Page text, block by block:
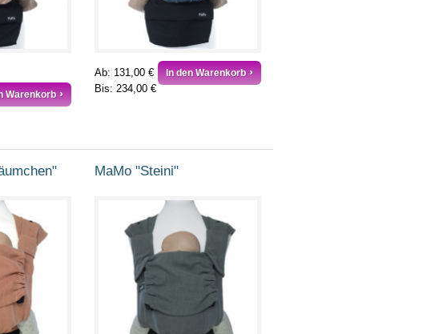
Warenkorb
Ab: 131,00 €
Bis: 234,00 €
In den Warenkorb
MaMo "Steini"